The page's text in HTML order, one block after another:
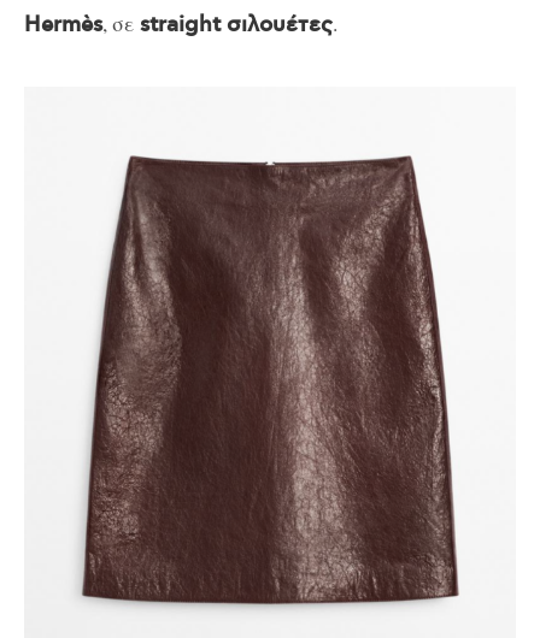
Hermès, σε straight σιλουέτες.